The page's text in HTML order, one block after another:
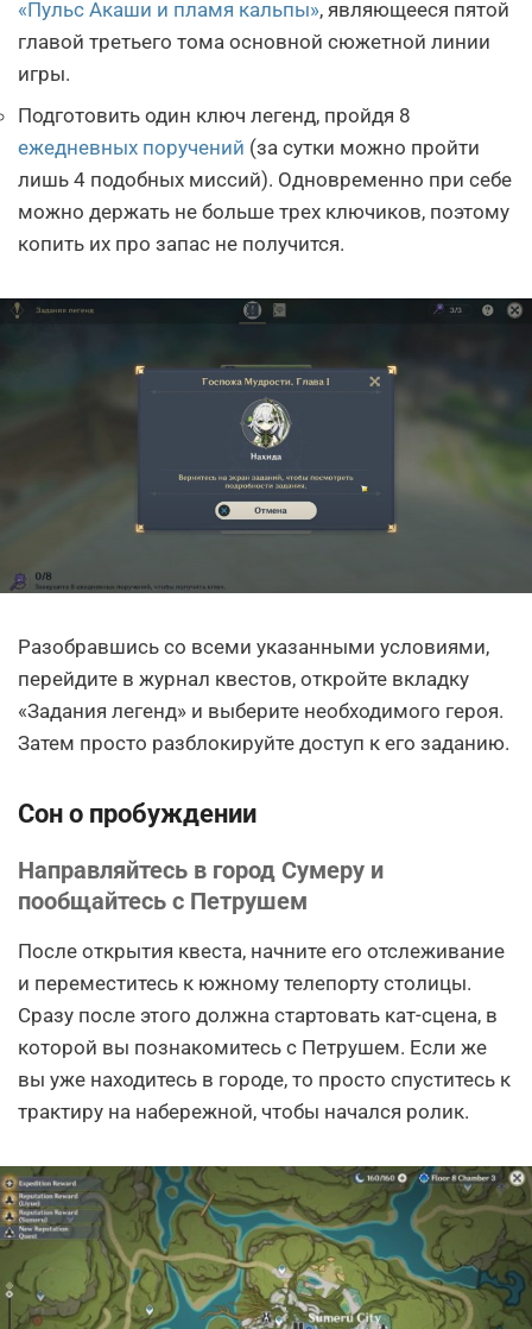
«Пульс Акаши и пламя кальпы», являющееся пятой
главой третьего тома основной сюжетной линии
игры.
Подготовить один ключ легенд, пройдя 8
ежедневных поручений (за сутки можно пройти
лишь 4 подобных миссий). Одновременно при себе
можно держать не больше трех ключиков, поэтому
копить их про запас не получится.
Разобравшись со всеми указанными условиями,
перейдите в журнал квестов, откройте вкладку
«Задания легенд» и выберите необходимого героя.
Затем просто разблокируйте доступ к его заданию.
Сон о пробуждении
Направляйтесь в город Сумеру и
пообщайтесь с Петрушем
После открытия квеста, начните его отслеживание
и переместитесь к южному телепорту столицы.
Сразу после этого должна стартовать кат-сцена, в
которой вы познакомитесь с Петрушем. Если же
вы уже находитесь в городе, то просто спуститесь к
трактиру на набережной, чтобы начался ролик.